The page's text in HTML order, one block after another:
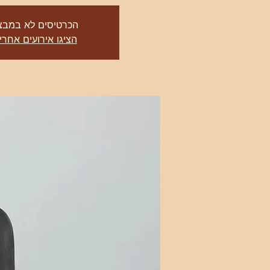
הכרטיסים לא
הציגו אירועים